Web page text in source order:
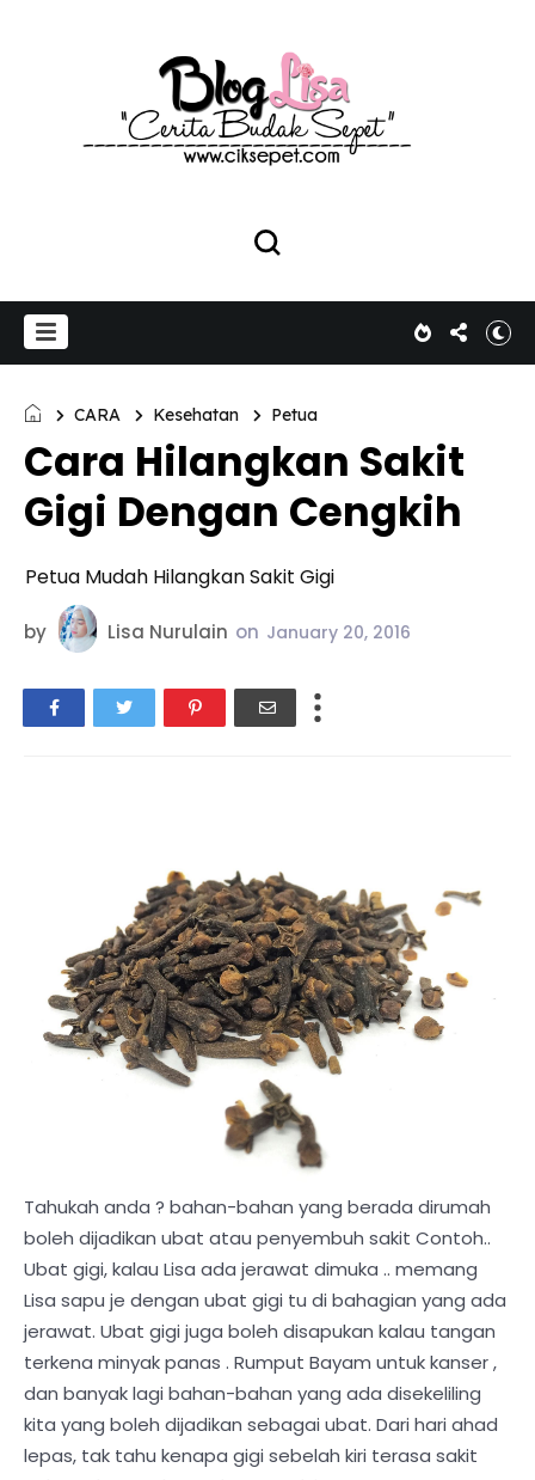
CARA Kesehatan Petua
Cara Hilangkan Sakit
Gigi Dengan Cengkih
Petua Mudah Hilangkan Sakit Gigi
by Lisa Nurulain on January 20, 2016
Tahukah anda ? bahan-bahan yang berada dirumah
boleh dijadikan ubat atau penyembuh sakit Contoh..
Ubat gigi, kalau Lisa ada jerawat dimuka .. memang
Lisa sapu je dengan ubat gigi tu di bahagian yang ada
jerawat. Ubat gigi juga boleh disapukan kalau tangan
terkena minyak panas . Rumput Bayam untuk kanser ,
dan banyak lagi bahan-bahan yang ada disekeliling
kita yang boleh dijadikan sebagai ubat. Dari hari ahad
lepas, tak tahu kenapa gigi sebelah kiri terasa sakit